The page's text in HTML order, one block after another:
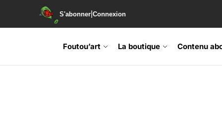
S'abonner Connexion
Foutou’art La boutique Contenu